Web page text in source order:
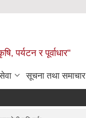
पर्यटन र पूर्वाधार"
सूचना तथा समाचार